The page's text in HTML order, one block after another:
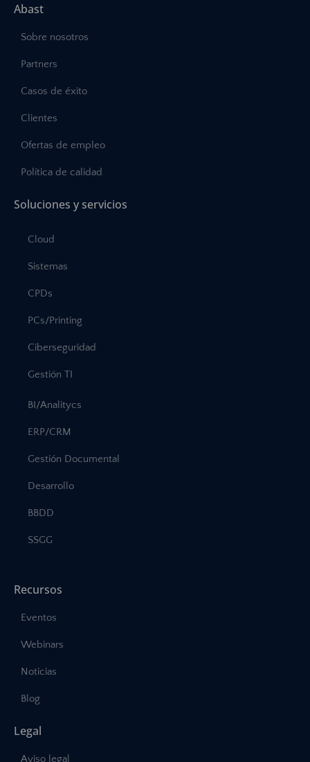
Abast
Sobre nosotros
Partners
Casos de éxito
Clientes
Ofertas de empleo
Política de calidad
Soluciones y servicios
Cloud
Sistemas
CPDs
PCs/Printing
Ciberseguridad
Gestión TI
BI/Analitycs
ERP/CRM
Gestión Documental
Desarrollo
BBDD
SSGG
Recursos
Eventos
Webinars
Noticias
Blog
Legal
Aviso legal